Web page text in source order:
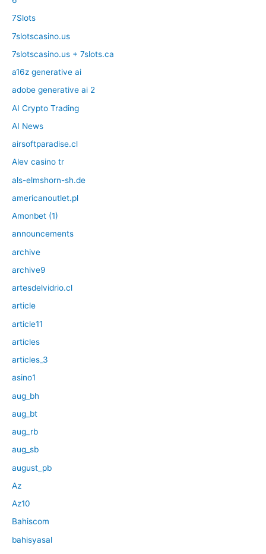
7Slots
7slotscasino.us
7slotscasino.us + 7slots.ca
a16z generative ai
adobe generative ai 2
AI Crypto Trading
AI News
airsoftparadise.cl
Alev casino tr
als-elmshorn-sh.de
americanoutlet.pl
Amonbet (1)
announcements
archive
archive9
artesdelvidrio.cl
article
article11
articles
articles_3
asino1
aug_bh
aug_bt
aug_rb
aug_sb
august_pb
Az
Az10
Bahiscom
bahisyasal